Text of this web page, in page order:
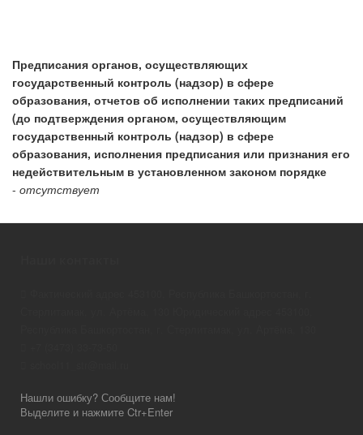
Предписания органов, осуществляющих
государственный контроль (надзор) в сфере
образования, отчетов об исполнении таких предписаний
(до подтверждения органом, осуществляющим
государственный контроль (надзор) в сфере
образования, исполнения предписания или признания его
недействительным в установленном законом порядке
- отсутствует
Нашли ошибку? Сообщите нам!
Выделите и нажмите Ctr+Enter